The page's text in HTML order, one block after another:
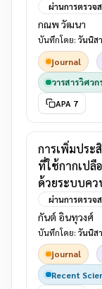
ผ่านการตรวจ
กณพ วัฒนา
บันทึกโดย: วันนิส
journal
วารสารวิศว
APA 7
การเพิ่มประ
ที่ใช้กากเปลื
ด้วยระบบค
ผ่านการตรวจ
กันต์ อินทุวงศ์
บันทึกโดย: วันนิส
journal
Recent